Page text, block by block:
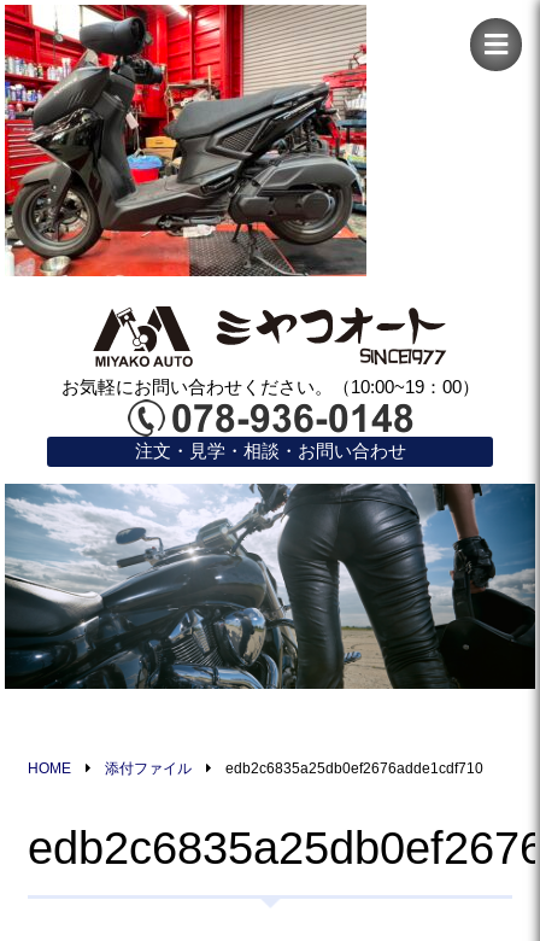
お気軽にお問い合わせください。（10:00~19：00）
注文・見学・相談・お問い合わせ
HOME 添付ファイル edb2c6835a25db0ef2676adde1cdf710